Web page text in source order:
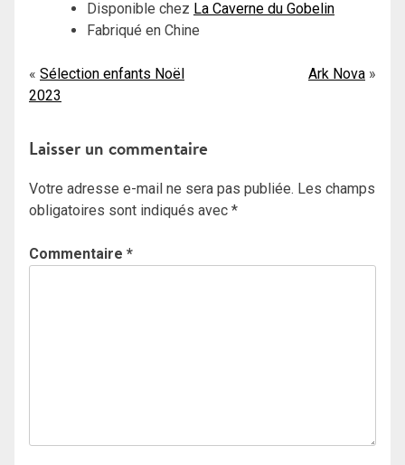
Disponible chez La Caverne du Gobelin
Fabriqué en Chine
Navigation
de
l’article
Sélection enfants Noël
2023
Ark Nova
Laisser un commentaire
Votre adresse e-mail ne sera pas publiée. Les champs
obligatoires sont indiqués avec *
Commentaire *